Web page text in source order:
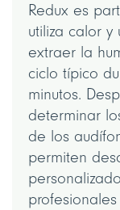
Redux es
utiliza calor
extraer la
ciclo típico
minutos.
determinar
de los
permiten